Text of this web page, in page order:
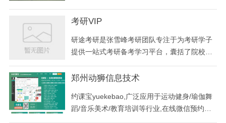
为在线教学提供完美的解决方案！
考研VIP
研途考研是张雪峰考研团队专注于为考研学子
提供一站式考研备考学习平台，囊括了院校规
师在线直播课程和内容详实的精品录播课，并
职考研、艺术考研、MBA考研等不同学子的备
考需求
郑州动狮信息技术
约课宝yuekebao,广泛应用于运动健身/瑜伽舞
蹈/音乐美术/教育培训等行业,在线微信预约报